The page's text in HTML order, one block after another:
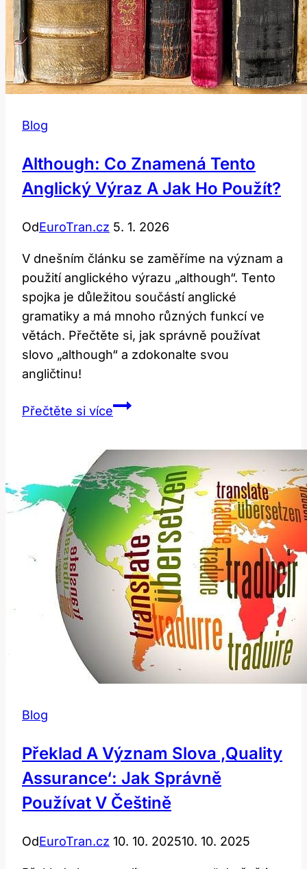
Blog
Although: Co Znamená Tento
Anglický Výraz A Jak Ho Použít?
OdEuroTran.cz 5. 1. 2026
V dnešním článku se zaměříme na význam a
použití anglického výrazu „although“. Tento
spojka je důležitou součástí anglické
gramatiky a má mnoho různých funkcí ve
větách. Přečtěte si, jak správně používat
slovo „although“ a zdokonalte svou
angličtinu!
Přečtěte si víceAlthough:
Tento
Anglický
Výraz
a
Jak
Ho
Použít?
Blog
Překlad A Význam Slova ‚quality
Assurance‘: Jak Správně
Používat V Češtině
OdEuroTran.cz 10. 10. 202510. 10. 2025